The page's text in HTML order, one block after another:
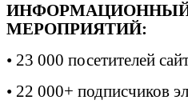
ИНФОРМАЦИОННЫЙ
МЕРОПРИЯТИЙ:
• 23 000 посетителей
• 22 000+ подписчиков